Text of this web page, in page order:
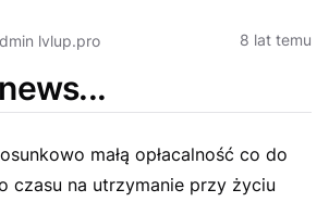
lvlup.pro 8 lat temu
małą opłacalność co do
czasu na utrzymanie przy życiu